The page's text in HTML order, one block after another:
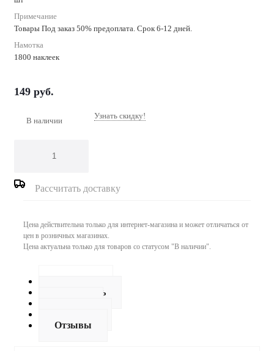
Примечание
Товары Под заказ 50% предоплата. Срок 6-12 дней.
Намотка
1800 наклеек
149 руб.
В наличии Узнать скидку!
Рассчитать доставку
Цена действительна только для интернет-магазина и может отличаться от
цен в розничных магазинах.
Цена актуальна только для товаров со статусом "В наличии".
Как купить
Отзывы